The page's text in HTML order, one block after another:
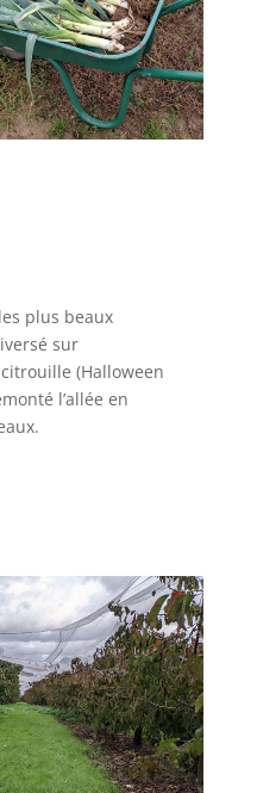
plus beaux
sur
(Halloween
l’allée en